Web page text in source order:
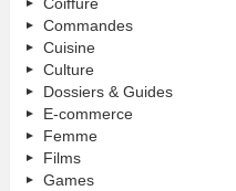
Coiffure
Commandes
Cuisine
Culture
Dossiers & Guides
E-commerce
Femme
Films
Games